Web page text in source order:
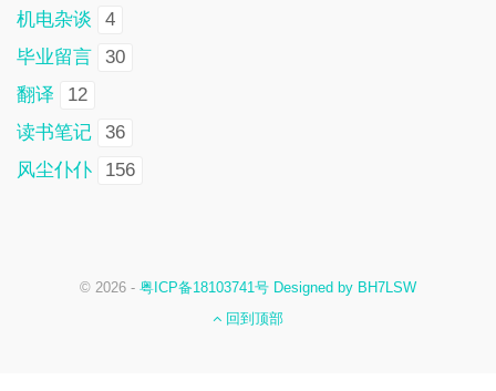
机电杂谈
4
毕业留言
30
翻译
12
读书笔记
36
风尘仆仆
156
© 2026 - 粤ICP备18103741号 Designed by BH7LSW
回到顶部